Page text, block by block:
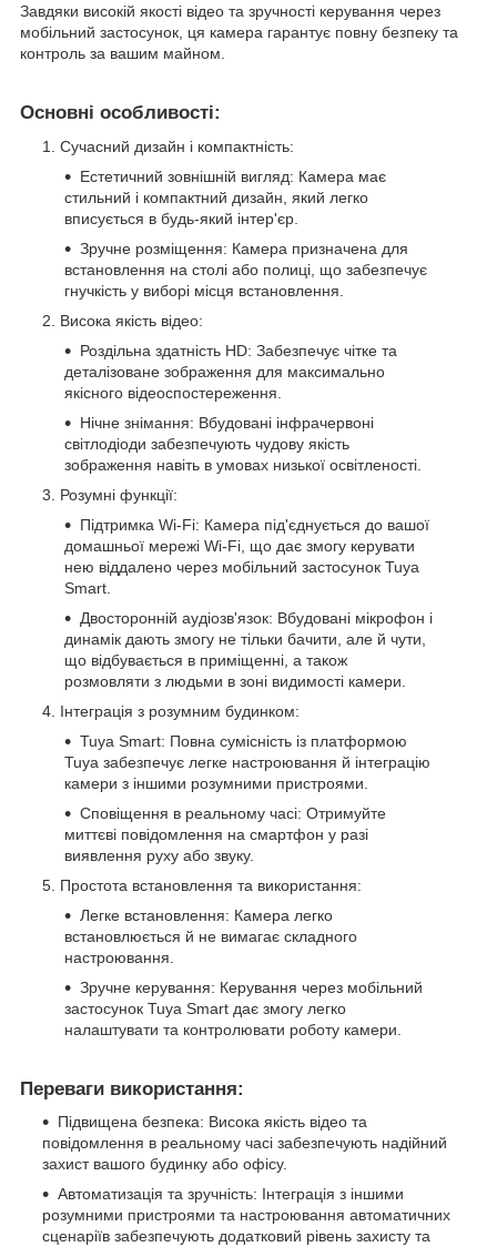
Завдяки високій якості відео та зручності керування через
мобільний застосунок, ця камера гарантує повну безпеку та
контроль за вашим майном.
Основні особливості:
Сучасний дизайн і компактність:
Естетичний зовнішній вигляд: Камера має
стильний і компактний дизайн, який легко
вписується в будь-який інтер'єр.
Зручне розміщення: Камера призначена для
встановлення на столі або полиці, що забезпечує
гнучкість у виборі місця встановлення.
Висока якість відео:
Роздільна здатність HD: Забезпечує чітке та
деталізоване зображення для максимально
якісного відеоспостереження.
Нічне знімання: Вбудовані інфрачервоні
світлодіоди забезпечують чудову якість
зображення навіть в умовах низької освітленості.
Розумні функції:
Підтримка Wi-Fi: Камера під'єднується до вашої
домашньої мережі Wi-Fi, що дає змогу керувати
нею віддалено через мобільний застосунок Tuya
Smart.
Двосторонній аудіозв'язок: Вбудовані мікрофон і
динамік дають змогу не тільки бачити, але й чути,
що відбувається в приміщенні, а також
розмовляти з людьми в зоні видимості камери.
Інтеграція з розумним будинком:
Tuya Smart: Повна сумісність із платформою
Tuya забезпечує легке настроювання й інтеграцію
камери з іншими розумними пристроями.
Сповіщення в реальному часі: Отримуйте
миттєві повідомлення на смартфон у разі
виявлення руху або звуку.
Простота встановлення та використання:
Легке встановлення: Камера легко
встановлюється й не вимагає складного
настроювання.
Зручне керування: Керування через мобільний
застосунок Tuya Smart дає змогу легко
налаштувати та контролювати роботу камери.
Переваги використання:
Підвищена безпека: Висока якість відео та
повідомлення в реальному часі забезпечують надійний
захист вашого будинку або офісу.
Автоматизація та зручність: Інтеграція з іншими
розумними пристроями та настроювання автоматичних
сценаріїв забезпечують додатковий рівень захисту та